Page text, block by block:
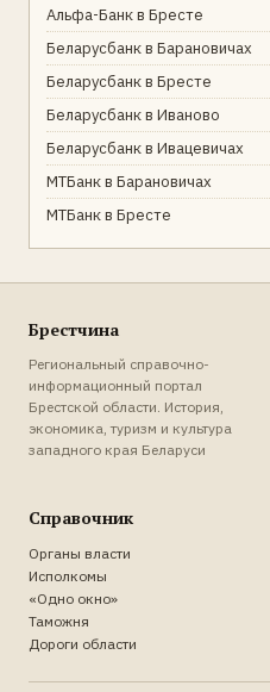
Альфа-Банк в Бресте
Беларусбанк в Барановичах
Беларусбанк в Бресте
Беларусбанк в Иваново
Беларусбанк в Ивацевичах
МТБанк в Барановичах
МТБанк в Бресте
Брестчина
Региональный справочно-
информационный портал
Брестской области. История,
экономика, туризм и культура
западного края Беларуси
Справочник
Органы власти
Исполкомы
«Одно окно»
Таможня
Дороги области